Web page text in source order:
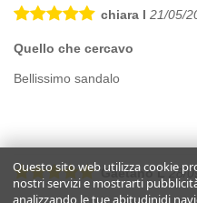
chiara l 21/05/
Quello che cercavo
Bellissimo sandalo
Gaetano L 28/
Questo sito web utilizza cookie
nostri servizi e mostrarti
analizzando le tue abitudinidi